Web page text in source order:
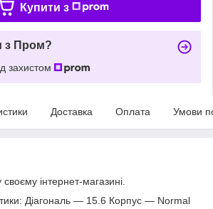
Купити з
з Пром?
захистом
Доставка Оплата Умови
інтернет-магазині.
Діагональ — 15.6 Корпус — Normal